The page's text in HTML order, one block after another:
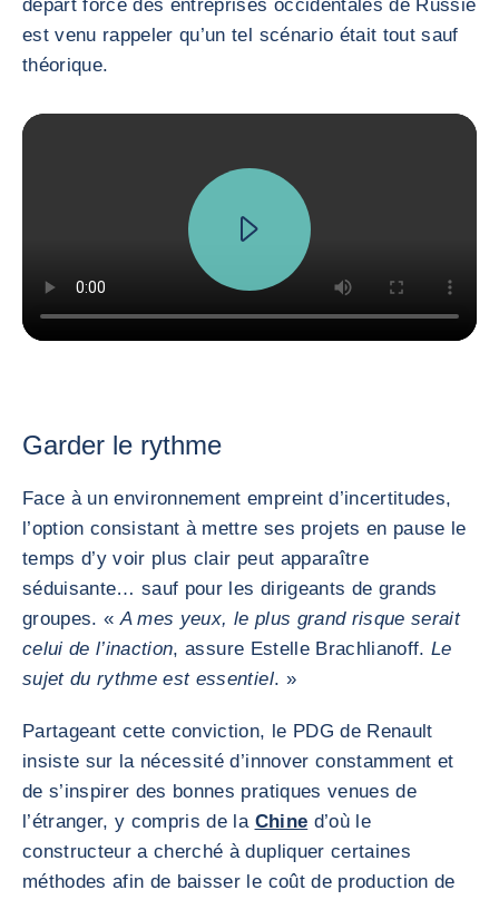
départ forcé des entreprises occidentales de Russie
est venu rappeler qu’un tel scénario était tout sauf
théorique.
Garder le rythme
Face à un environnement empreint d’incertitudes,
l’option consistant à mettre ses projets en pause le
temps d’y voir plus clair peut apparaître
séduisante… sauf pour les dirigeants de grands
groupes. «A mes yeux, le plus grand risque serait
celui de l’inaction, assure Estelle Brachlianoff.Le
sujet du rythme est essentiel. »
Partageant cette conviction, le PDG de Renault
insiste sur la nécessité d’innover constamment et
de s’inspirer des bonnes pratiques venues de
l’étranger, y compris de la Chine d’où le
constructeur a cherché à dupliquer certaines
méthodes afin de baisser le coût de production de